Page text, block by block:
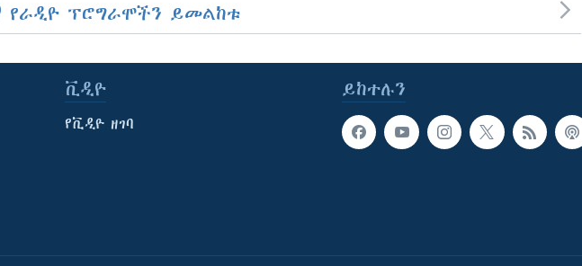
የራዲዮ ፕሮግራሞችን ይመልከቱ
ይከተሉን
ቪዲዮ
የቪዲዮ ዘገባ